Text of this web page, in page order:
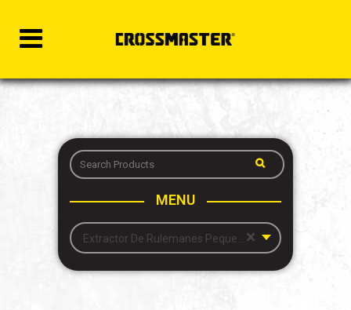
MENU
×
Extractor De Rulemanes Pequeños